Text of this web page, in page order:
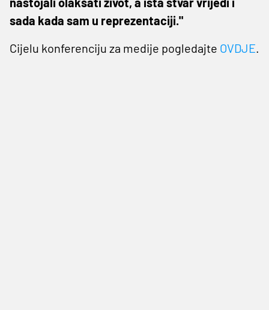
sada kada sam u reprezentaciji."
Cijelu konferenciju za medije pogledajte OVDJE.